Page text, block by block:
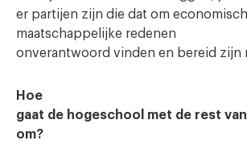
er partijen zijn die dat om
maatschappelijke redenen
onverantwoord vinden en bereid zijn
Hoe
gaat de hogeschool met de rest
om?